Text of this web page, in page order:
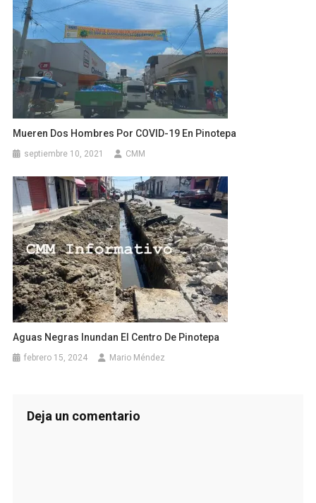
Mueren Dos Hombres Por COVID-19 En Pinotepa
septiembre 10, 2021 CMM
Aguas Negras Inundan El Centro De Pinotepa
febrero 15, 2024 Mario Méndez
Deja un comentario